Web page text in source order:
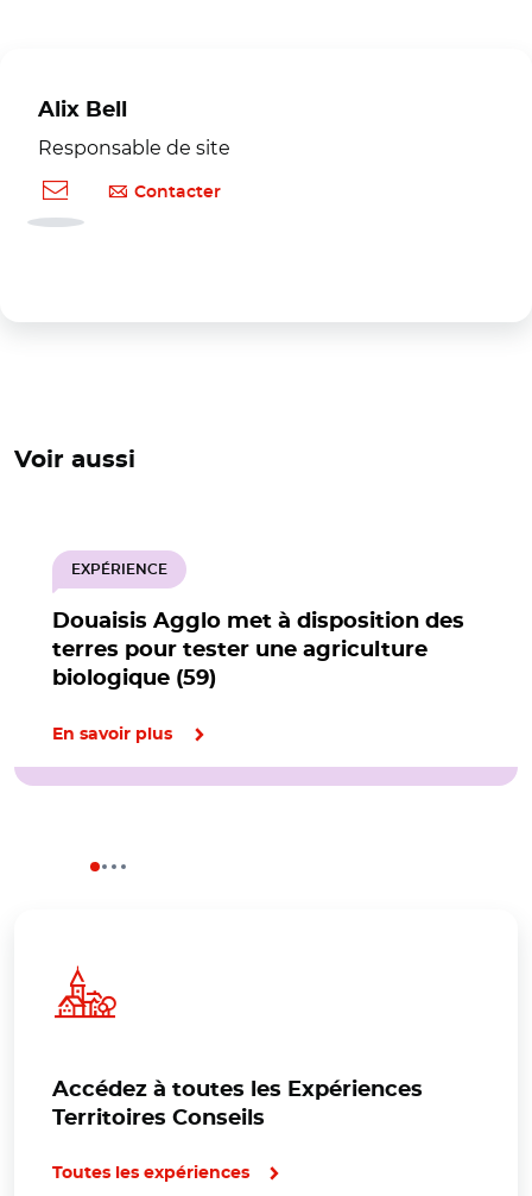
Alix Bell
Responsable de site
Contacter
Voir aussi
Douaisis Agglo met à disposition des
terres pour tester une agriculture
biologique (59)
EXPÉRIENCE
En savoir plus
Accédez à toutes les Expériences
Territoires Conseils
Toutes les expériences